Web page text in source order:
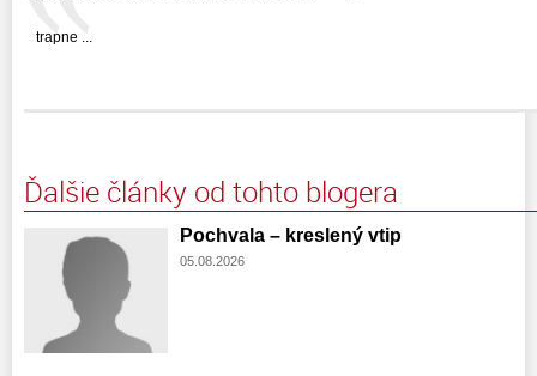
trapne ...
Ďalšie články od tohto blogera
Pochvala – kreslený vtip
05.08.2026